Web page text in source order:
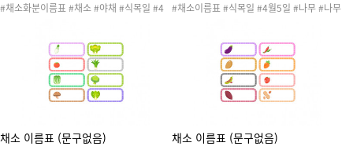
#채소화분이름표 #채소 #야채 #식목일 #4
목일행사 #봄도안 #봄활동 #식목일도안 #식
목일활동 #원예활동 #텃밭활동 #이름표 #텃
밭이름표 #식목일이름표 #화분이름표 #야채
이름표 #채소이름표 #가지 #감자 #강낭콩 #
고구마 #고추 #당근 #딸기 #땅콩
#채소이름표 #식목일 #4월5일 #나무 #나무
봄활동 #식목일도안 #식목일활동 #원예활동
#텃밭활동 #이름표 #텃밭이름표 #식목일이
름표 #화분이름표 #야채이름표 #채소 #야채
#양파 #오이 #옥수수 #완두콩 #청경채 #콩
나물 #토마토 #파프리카 #문구없음
채소 이름표 (문구없음) 채소 이름표 (문구없음)